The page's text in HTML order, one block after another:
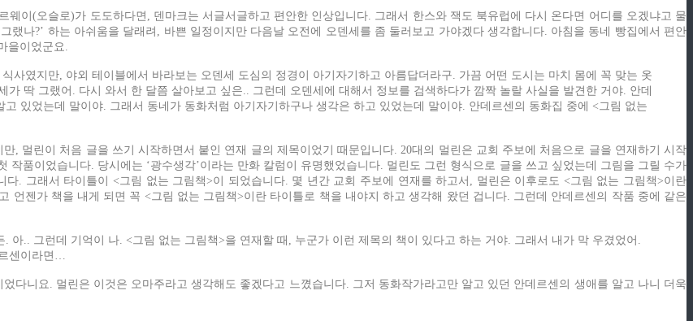
이(오슬로)가 도도하다면, 덴마크는 서글서글하고 편안한 인상입니다. 그래서 한스와 잭도 북유럽에 다시 온다면 어디를 오겠냐고 물
랬나?’ 하는 아쉬움을 달래려, 바쁜 일정이지만 다음날 오전에 오덴세를 좀 둘러보고 가야겠다 생각합니다. 아침을 동네 빵집에서 편안
을이었군요.
사였지만, 야외 테이블에서 바라보는 오덴세 도심의 정경이 아기자기하고 아름답더라구. 가끔 어떤 도시는 마치 몸에 꼭 맞는 옷
딱 그랬어. 다시 와서 한 달쯤 살아보고 싶은.. 그런데 오덴세에 대해서 정보를 검색하다가 깜짝 놀랄 사실을 발견한 거야. 안데
있었는데 말이야. 그래서 동네가 동화처럼 아기자기하구나 생각은 하고 있었는데 말이야. 안데르센의 동화집 중에 <그림 없는
, 멀린이 처음 글을 쓰기 시작하면서 붙인 연재 글의 제목이었기 때문입니다. 20대의 멀린은 교회 주보에 처음으로 글을 연재하기 시작
품이었습니다. 당시에는 ‘광수생각’이라는 만화 칼럼이 유명했었습니다. 멀린도 그런 형식으로 글을 쓰고 싶었는데 그림을 그릴 수가
. 그래서 타이틀이 <그림 없는 그림책>이 되었습니다. 몇 년간 교회 주보에 연재를 하고서, 멀린은 이후로도 <그림 없는 그림책>이란
언젠가 책을 내게 되면 꼭 <그림 없는 그림책>이란 타이틀로 책을 내야지 하고 생각해 왔던 겁니다. 그런데 안데르센의 작품 중에 같은
아.. 그런데 기억이 나. <그림 없는 그림책>을 연재할 때, 누군가 이런 제목의 책이 있다고 하는 거야. 그래서 내가 막 우겼었어.
센이라면…
다니요. 멀린은 이것은 오마주라고 생각해도 좋겠다고 느꼈습니다. 그저 동화작가라고만 알고 있던 안데르센의 생애를 알고 나니 더욱